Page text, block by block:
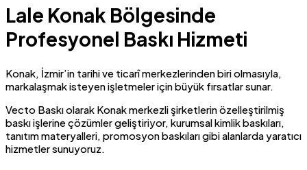
Lale Konak Bölgesinde
Profesyonel Baskı Hizmeti
Konak, İzmir’in tarihi ve ticarî merkezlerinden biri olmasıyla,
markalaşmak isteyen işletmeler için büyük fırsatlar sunar.
Vecto Baskı olarak Konak merkezli şirketlerin özelleştirilmiş
baskı işlerine çözümler geliştiriyor, kurumsal kimlik baskıları,
tanıtım materyalleri, promosyon baskıları gibi alanlarda yaratıcı
hizmetler sunuyoruz.